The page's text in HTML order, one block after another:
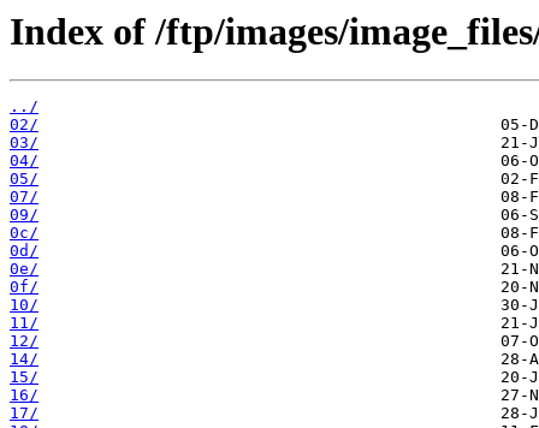
Index of /ftp/images/
../
02/
03/
04/
05/
07/
09/
0c/
0d/
0e/
0f/
10/
11/
12/
14/
15/
16/
17/